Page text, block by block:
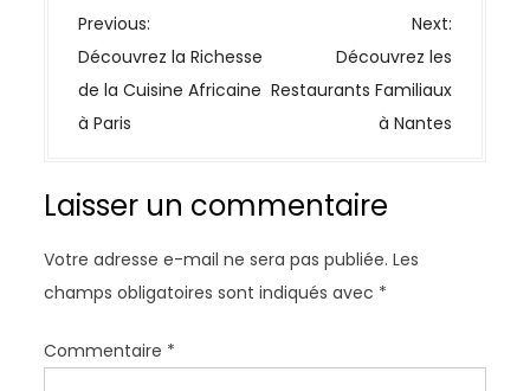
N
a
v
i
t
n
d
e
Previous:
Découvrez la Richesse
de la Cuisine Africaine
à Paris
Next:
Découvrez les
Restaurants Familiaux
à Nantes
Laisser un commentaire
Votre adresse e-mail ne sera pas publiée. Les
champs obligatoires sont indiqués avec *
Commentaire *